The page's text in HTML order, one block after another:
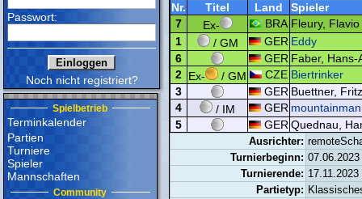
Passwort:
Noch nicht registriert?
Spielbetrieb
Terminkalender
Partien
Turniere
Spieler
Mannschaften
Community
Nr.
Titel Land
Spieler
7
Ex- BRA Fleury, Flavio
1
/ GM GER Eddy
6
GER Faber, Hans-
2 Ex- / GM CZE Biertrinker
3
GER Buettner,
4
/ IM GER mountainman
5
GER Quednau,
Ausrichter:
Turnierbeginn:
Turnierende: 17.11.2023
Partietyp: